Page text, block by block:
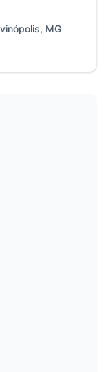
MG